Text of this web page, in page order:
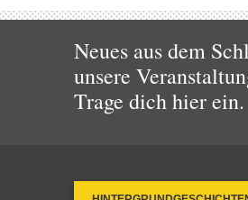
Neues aus dem
unsere
Trage dich hier ein.